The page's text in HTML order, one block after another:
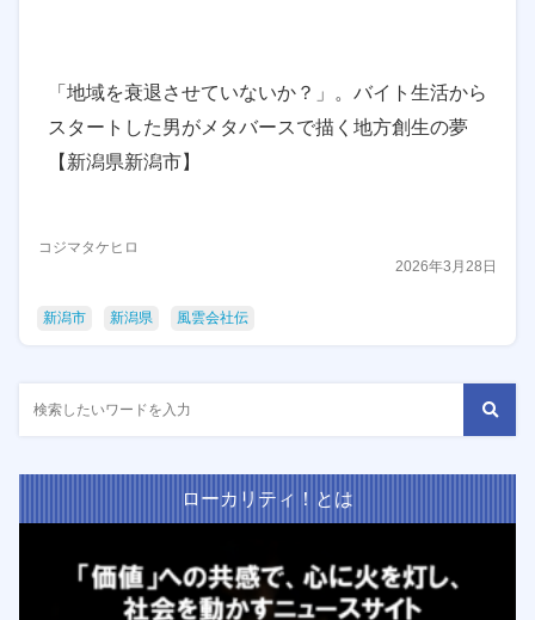
「地域を衰退させていないか？」。バイト生活から
スタートした男がメタバースで描く地方創生の夢
【新潟県新潟市】
コジマタケヒロ
2026年3月28日
新潟市 新潟県 風雲会社伝
ローカリティ！とは